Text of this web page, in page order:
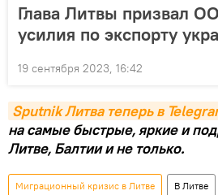
Глава Литвы призвал
усилия по экспорту
19 сентября 2023, 16:42
Sputnik Литва теперь в
на самые быстрые, яркие и
Литве, Балтии и не только.
Миграционный кризис в Литве В Литве